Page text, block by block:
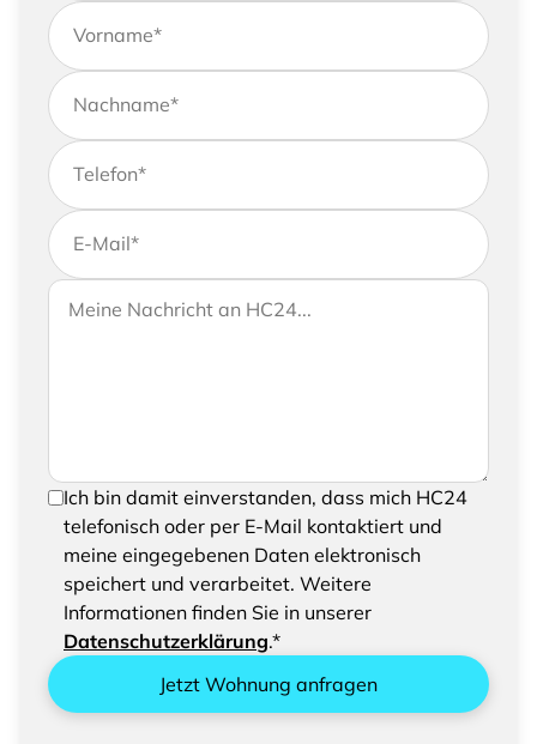
Vorname*
Nachname*
Telefon*
E-Mail*
Wenn Sie uns weitere Informationen zukommen
lassen möchten, können Sie Ihrer Anfrage gerne
Ihre Nachricht an HC24
Um Ihre Anfrage senden zu können, bestätigen
Sie bitte das Speichern und Verarbeiten Ihrer
eingegebenen Daten
Ich bin damit einverstanden, dass mich HC24
telefonisch oder per E-Mail kontaktiert und
meine eingegebenen Daten elektronisch
speichert und verarbeitet. Weitere
Informationen finden Sie in unserer
Datenschutzerklärung.*
Jetzt Wohnung anfragen